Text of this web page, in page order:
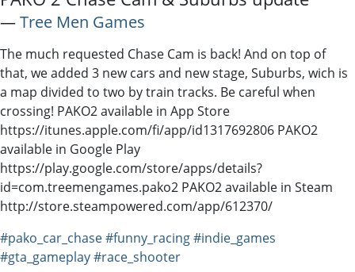
―Tree Men Games
The much requested Chase Cam is back! And on top of
that, we added 3 new cars and new stage, Suburbs, wich is
a map divided to two by train tracks. Be careful when
crossing! PAKO2 available in App Store
https://itunes.apple.com/fi/app/id1317692806 PAKO2
available in Google Play
https://play.google.com/store/apps/details?
id=com.treemengames.pako2 PAKO2 available in Steam
http://store.steampowered.com/app/612370/
#pako_car_chase#funny_racing#indie_games
#gta_gameplay#race_shooter